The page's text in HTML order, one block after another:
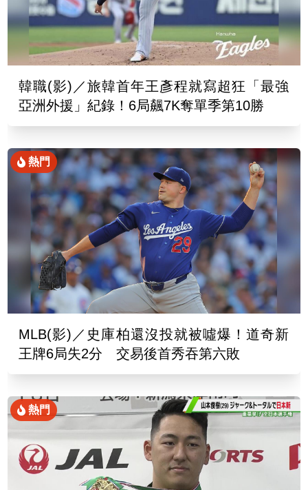
韓職(影)／旅韓首年王彥程就寫超狂「最強
亞洲外援」紀錄！6局飆7K奪單季第10勝
熱門
MLB(影)／史庫柏還沒投就被噓爆！道奇新
王牌6局失2分 交易後首秀吞第六敗
熱門